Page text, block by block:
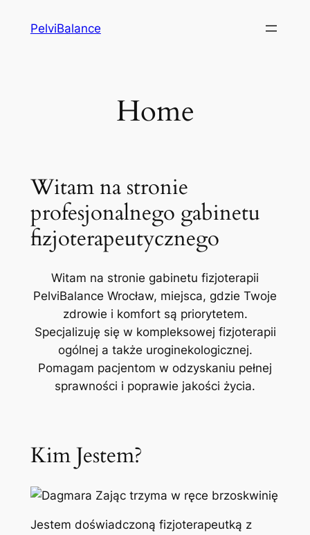
PelviBalance
Home
Witam na stronie
profesjonalnego gabinetu
fizjoterapeutycznego
Witam na stronie gabinetu fizjoterapii
PelviBalance Wrocław, miejsca, gdzie Twoje
zdrowie i komfort są priorytetem.
Specjalizuję się w kompleksowej fizjoterapii
ogólnej a także uroginekologicznej.
Pomagam pacjentom w odzyskaniu pełnej
sprawności i poprawie jakości życia.
Kim Jestem?
Jestem doświadczoną fizjoterapeutką z